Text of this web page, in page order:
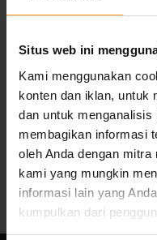
Situs web ini
Kami menggunakan
konten dan iklan, untuk
dan untuk
membagikan informasi
oleh Anda dengan
kami yang mungkin
informasi lain yang
kumpulkan dari